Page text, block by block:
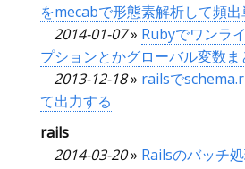
をmecabで形態素解析して頻
2014-01-07» Rubyでワンラ
プションとかグローバル変数ま
2013-12-18» railsで
て出力する
rails
2014-03-20» Railsのバッチ